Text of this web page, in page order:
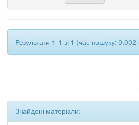
Результати 1-1 зі 1 (час пошуку: 0.002
Знайдені матеріали: